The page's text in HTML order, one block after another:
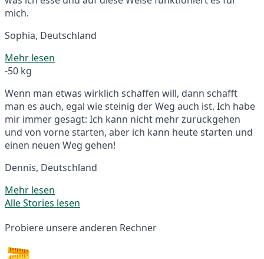
mich.
Sophia, Deutschland
Mehr lesen
-50 kg
Wenn man etwas wirklich schaffen will, dann schafft
man es auch, egal wie steinig der Weg auch ist. Ich habe
mir immer gesagt: Ich kann nicht mehr zurückgehen
und von vorne starten, aber ich kann heute starten und
einen neuen Weg gehen!
Dennis, Deutschland
Mehr lesen
Alle Stories lesen
Probiere unsere anderen Rechner